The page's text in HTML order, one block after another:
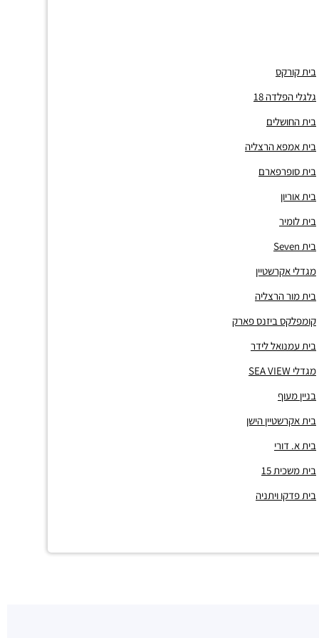
בית קורקס
גלגלי הפלדה 18
בית החושלים
בית אמפא הרצליה
בית סופרפארם
בית אוריון
בית לומיר
בית Seven
מגדלי אקרשטיין
בית מור הרצליה
קומפלקס ביזנס פארק
בית עמנואל לידר
מגדלי SEA VIEW
בניין מעוף
בית אקרשטיין הישן
בית א. דורי
בית משכית 15
בית פדקו ויתניה